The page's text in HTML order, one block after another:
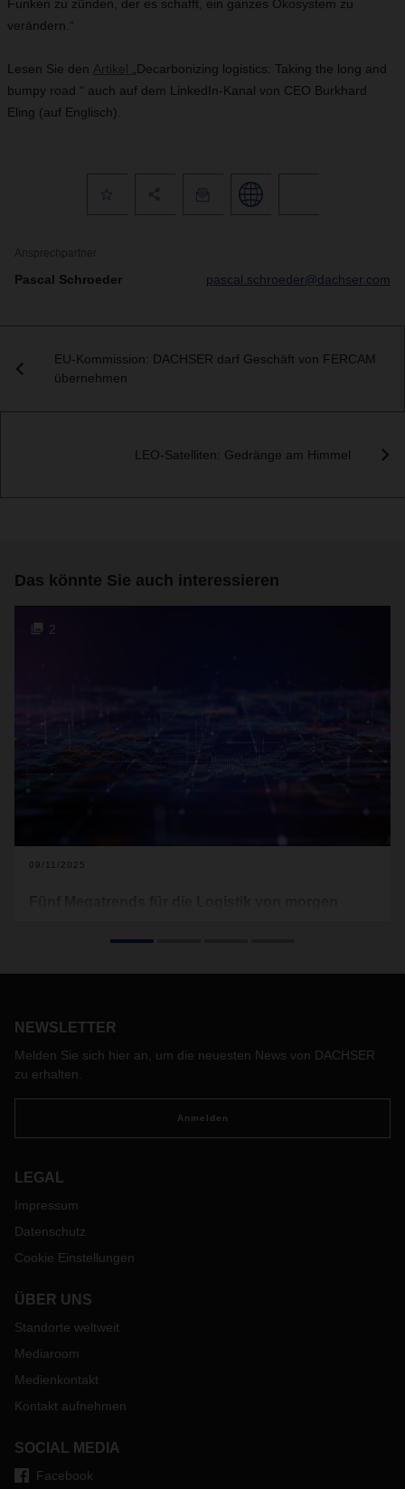
Funken zu zünden, der es schafft, ein ganzes Ökosystem zu
verändern.“
Lesen Sie den Artikel
„Decarbonizing logistics: Taking the long and
bumpy road “ auch auf dem LinkedIn-Kanal von CEO Burkhard
Eling (auf Englisch).
Ansprechpartner
Pascal Schroeder pascal.schroeder@dachser.com
EU-Kommission: DACHSER darf Geschäft von FERCAM
übernehmen
LEO-Satelliten: Gedränge am Himmel
Das könnte Sie auch interessieren
2
09/11/2025
muss.
NEWSLETTER
Melden Sie sich hier an, um die neuesten News von DACHSER
zu erhalten.
Anmelden
LEGAL
Impressum
Datenschutz
Cookie Einstellungen
ÜBER UNS
Standorte weltweit
Mediaroom
Medienkontakt
Kontakt aufnehmen
SOCIAL MEDIA
Facebook